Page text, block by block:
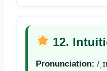
12.
Pronunciation: /